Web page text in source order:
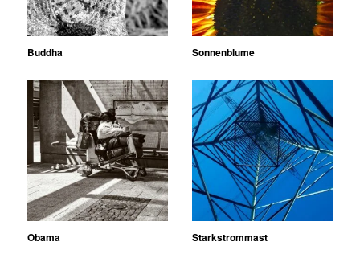
Buddha Sonnenblume
Obama Starkstrommast